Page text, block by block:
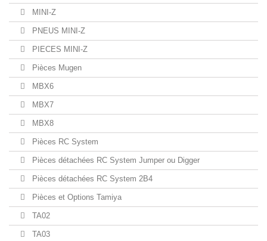
MINI-Z
PNEUS MINI-Z
PIECES MINI-Z
Pièces Mugen
MBX6
MBX7
MBX8
Pièces RC System
Pièces détachées RC System Jumper ou Digger
Pièces détachées RC System 2B4
Pièces et Options Tamiya
TA02
TA03